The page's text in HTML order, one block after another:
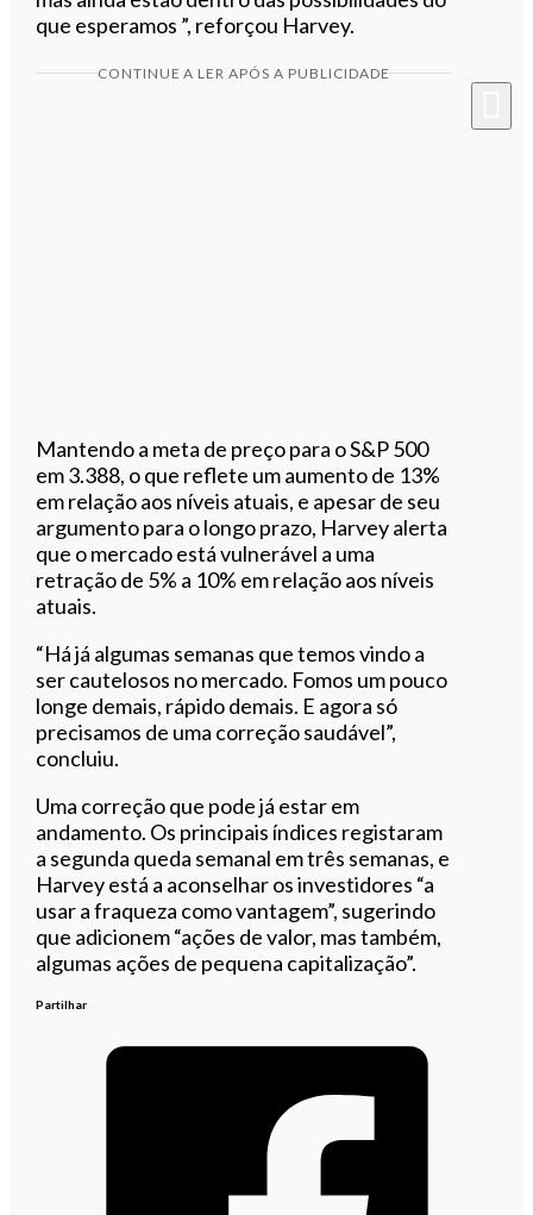
que esperamos ”, reforçou Harvey.
CONTINUE A LER APÓS A PUBLICIDADE
Mantendo a meta de preço para o S&P 500
em 3.388, o que reflete um aumento de 13%
em relação aos níveis atuais, e apesar de seu
argumento para o longo prazo, Harvey alerta
que o mercado está vulnerável a uma
retração de 5% a 10% em relação aos níveis
atuais.
“Há já algumas semanas que temos vindo a
ser cautelosos no mercado. Fomos um pouco
longe demais, rápido demais. E agora só
precisamos de uma correção saudável”,
concluiu.
Uma correção que pode já estar em
andamento. Os principais índices registaram
a segunda queda semanal em três semanas, e
Harvey está a aconselhar os investidores “a
usar a fraqueza como vantagem”, sugerindo
que adicionem “ações de valor, mas também,
algumas ações de pequena capitalização”.
Partilhar